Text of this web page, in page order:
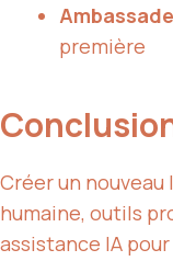
première
Créer un
humaine, outils
assistance IA